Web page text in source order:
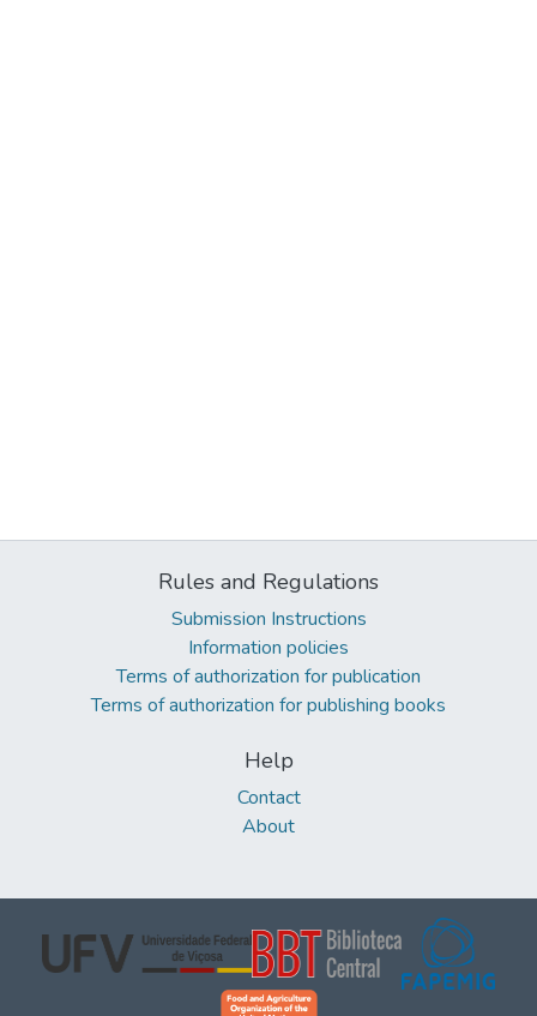
Rules and Regulations
Submission Instructions
Information policies
Terms of authorization for publication
Terms of authorization for publishing books
Help
Contact
About